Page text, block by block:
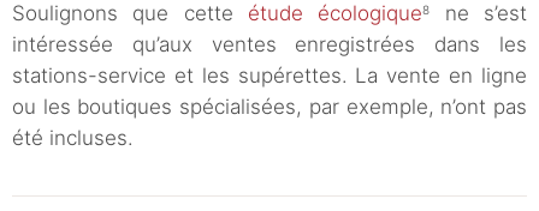
Soulignons que cette étude écologique8
ne s’est
intéressée qu’aux ventes enregistrées dans les
stations-service et les supérettes. La vente en ligne
ou les boutiques spécialisées, par exemple, n’ont pas
été incluses.